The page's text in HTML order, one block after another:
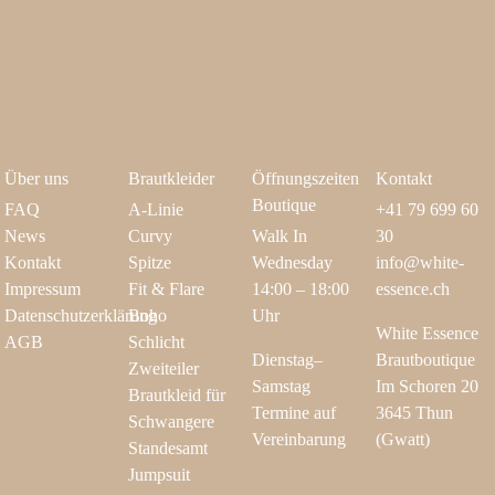
Über uns
FAQ
News
Kontakt
Impressum
Datenschutzerklärung
AGB
Brautkleider
A-Linie
Curvy
Spitze
Fit & Flare
Boho
Schlicht
Zweiteiler
Brautkleid für
Schwangere
Standesamt
Jumpsuit
Öffnungszeiten
Boutique
Walk In
Wednesday
14:00 – 18:00
Uhr
Dienstag–
Samstag
Termine auf
Vereinbarung
Kontakt
+41 79 699 60
30
info@white-
essence.ch
White Essence
Brautboutique
Im Schoren 20
3645 Thun
(Gwatt)